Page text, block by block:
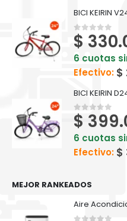
BICI KEIRIN
0out of 5
$
6 cuotas
Efectivo: $
BICI KEIRIN
0out of 5
$
6 cuotas
Efectivo: $
MEJOR RANKEADOS